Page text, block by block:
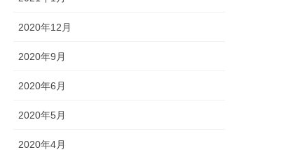
2020年12月
2020年9月
2020年6月
2020年5月
2020年4月